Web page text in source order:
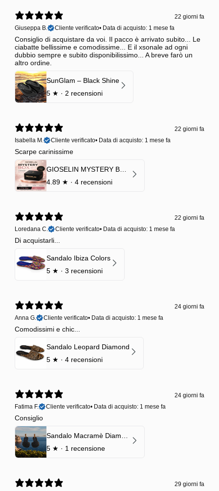
22 giorni fa
Giuseppa B.
Cliente verificato• Data di acquisto: 1 mese fa
Consiglio di acquistare da voi. Il pacco è arrivato subito... Le
ciabatte bellissime e comodissime... E il xsonale ad ogni
dubbio sempre e subito disponibilissimo... A breve farò un
altro ordine.
SunGlam – Black Shine
5 ★ · 2 recensioni
22 giorni fa
Isabella M.
Cliente verificato• Data di acquisto: 1 mese fa
Scarpe carinissime
4.89 ★ · 4 recensioni
22 giorni fa
Loredana C.
Cliente verificato• Data di acquisto: 1 mese fa
Di acquistarli...
Sandalo Ibiza Colors
5 ★ · 3 recensioni
24 giorni fa
Anna G.
Cliente verificato• Data di acquisto: 1 mese fa
Comodissimi e chic...
Sandalo Leopard Diamond
5 ★ · 4 recensioni
24 giorni fa
Fatima F.
Cliente verificato• Data di acquisto: 1 mese fa
Consiglio
5 ★ · 1 recensione
29 giorni fa